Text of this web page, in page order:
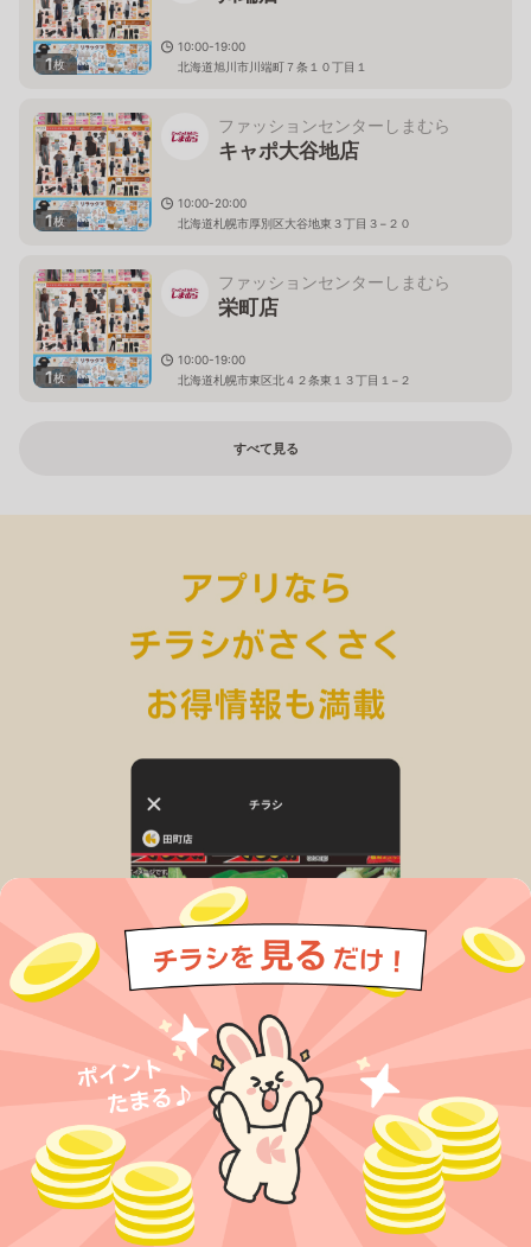
1枚
10:00-19:00
北海道旭川市川端町７条１０丁目１
1枚
ファッションセンターしまむら
キャポ大谷地店
10:00-20:00
北海道札幌市厚別区大谷地東３丁目３−２０
1枚
ファッションセンターしまむら
栄町店
10:00-19:00
北海道札幌市東区北４２条東１３丁目１−２
すべて見る